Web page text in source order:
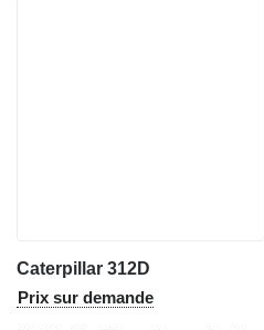
Caterpillar 312D
Prix sur demande